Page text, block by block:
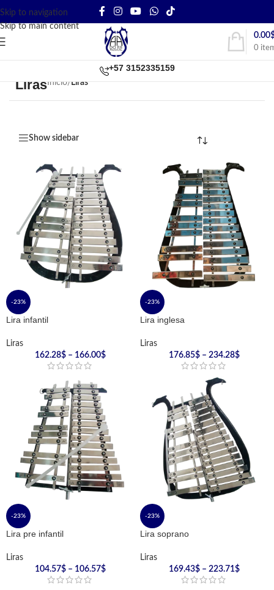
Skip to navigation
Skip to main content
0
0.00
+57 3152335159
LirasInicio/ Liras
Show sidebar
-23%
Lira infantil
Liras
162.28$ – 166.00$
-23%
Lira inglesa
Liras
176.85$ – 234.28$
-23%
Lira pre infantil
Liras
104.57$ – 106.57$
-23%
Lira soprano
Liras
169.43$ – 223.71$